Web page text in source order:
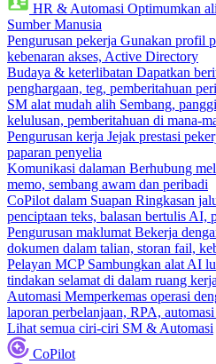
HR & Automasi Optimumkan
Sumber Manusia
Pengurusan pekerja Gunakan profil
kebenaran akses, Active Directory
Budaya & keterlibatan Dapatkan
penghargaan, teg, pemberitahuan
SM alat mudah alih Sembang,
kelulusan, pemberitahuan di mana-
Pengurusan kerja Jejak prestasi
paparan penyelia
Komunikasi dalaman Berhubung
memo, sembang awam dan peribadi
CoPilot dalam Suapan Ringkasan
penciptaan teks, balasan bertulis AI,
Pengurusan maklumat Bekerja
dokumen dalam talian, storan fail,
Pelayan MCP Sambungkan alat AI
tindakan selamat di dalam ruang
Automasi Memperkemas operasi
laporan perbelanjaan, RPA,
Lihat semua ciri-ciri SM & Automasi
CoPilot